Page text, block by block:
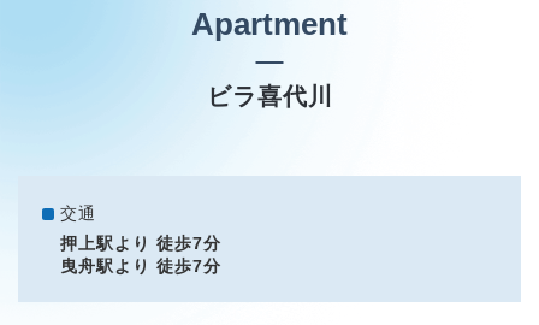
Apartment
ビラ喜代川
交通
押上駅より 徒歩7分
曳舟駅より 徒歩7分